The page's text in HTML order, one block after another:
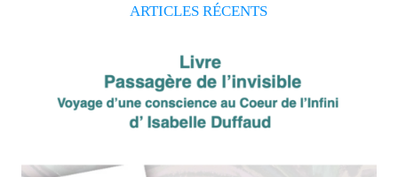
ARTICLES RÉCENTS